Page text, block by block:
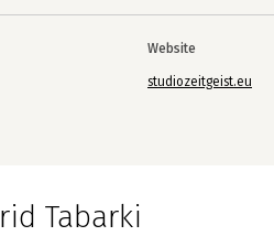
Website
studiozeitgeist.eu
Tabarki